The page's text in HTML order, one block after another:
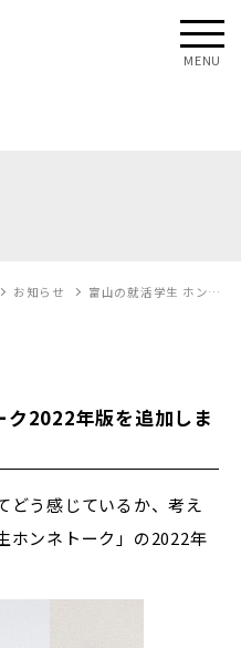
MENU
お知らせ 富山の就活学生 ホン…
ク2022年版を追加しま
どう感じているか、考え
ホンネトーク」の2022年